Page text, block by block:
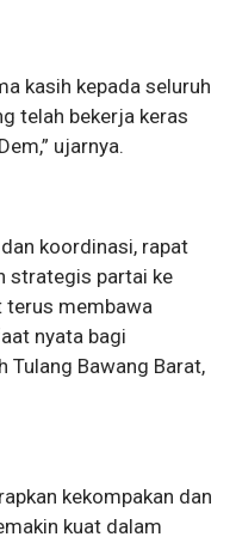
kasih kepada seluruh
telah bekerja keras
ujarnya.
koordinasi, rapat
strategis partai ke
terus membawa
nyata bagi
Tulang Bawang Barat,
kekompakan dan
kuat dalam